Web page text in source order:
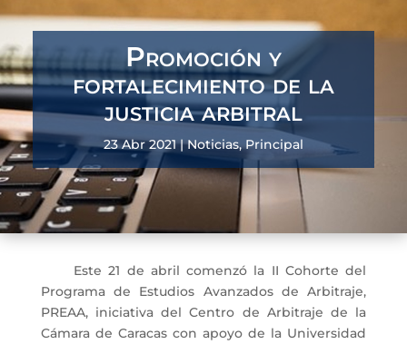
Promoción y
fortalecimiento de la
justicia arbitral
23 Abr 2021|Noticias,Principal
Este 21 de abril comenzó la II Cohorte del
Programa de Estudios Avanzados de Arbitraje,
PREAA, iniciativa del Centro de Arbitraje de la
Cámara de Caracas con apoyo de la Universidad